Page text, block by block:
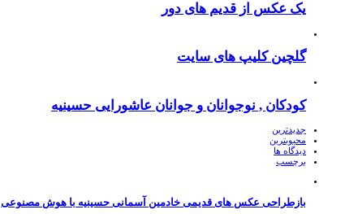
یک عکس از قدیم های دور
گلچین کلیپ های سایت
کودکان , نوجوانان و جوانان عاشورایی حسینیه
جدیدترین
محبوبترین
دیدگاه ها
برچسب
بازطراحی عکس های قدیمی خادمین آسمانی حسینیه با هوش مصنوعی